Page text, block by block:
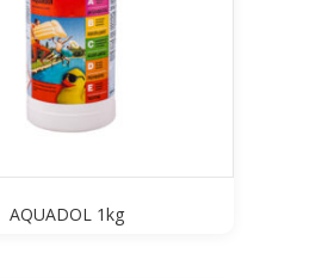
AQUADOL 1kg